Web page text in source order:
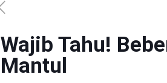
Wajib Tahu!
Mantul